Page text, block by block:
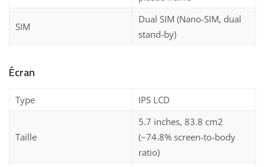
SIM
Dual SIM (Nano-SIM, dual
stand-by)
Écran
Type IPS LCD
Taille
5.7 inches, 83.8 cm2
(~74.8% screen-to-body
ratio)